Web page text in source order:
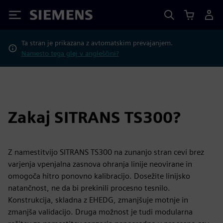
Siemens
Ta stran je prikazana z avtomatskim prevajanjem.
Namesto tega glej v angleščini?
Zakaj SITRANS TS300?
Z namestitvijo SITRANS TS300 na zunanjo stran cevi brez
varjenja vpenjalna zasnova ohranja linije neovirane in
omogoča hitro ponovno kalibracijo. Dosežite linijsko
natančnost, ne da bi prekinili procesno tesnilo.
Konstrukcija, skladna z EHEDG, zmanjšuje motnje in
zmanjša validacijo. Druga možnost je tudi modularna